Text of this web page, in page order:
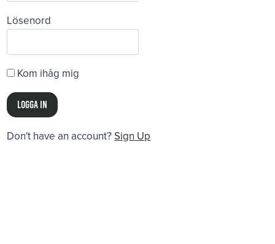
Lösenord
Kom ihåg mig
Don't have an account? Sign Up